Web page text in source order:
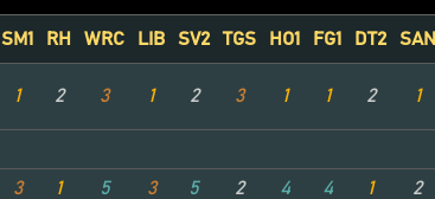
SM1 RH WRC LIB SV2 TGS HO1 FG1 DT2 SAN
1 2 3 1 2 3 1 1 2 1
3 1 5 3 5 2 4 4 1 2